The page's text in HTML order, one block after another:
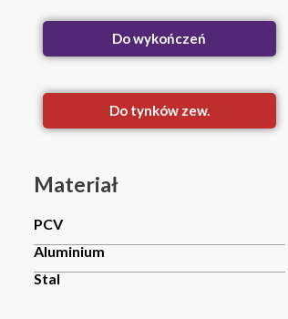
Do wykończeń
Do tynków zew.
Materiał
PCV
Aluminium
Stal